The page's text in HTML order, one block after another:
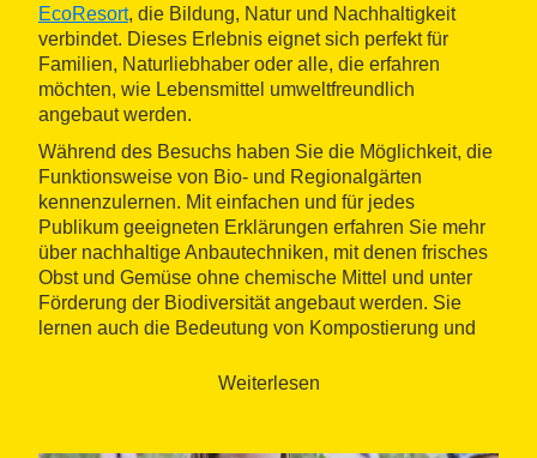
EcoResort, die Bildung, Natur und Nachhaltigkeit
verbindet. Dieses Erlebnis eignet sich perfekt für
Familien, Naturliebhaber oder alle, die erfahren
möchten, wie Lebensmittel umweltfreundlich
angebaut werden.
Während des Besuchs haben Sie die Möglichkeit, die
Funktionsweise von Bio- und Regionalgärten
kennenzulernen. Mit einfachen und für jedes
Publikum geeigneten Erklärungen erfahren Sie mehr
über nachhaltige Anbautechniken, mit denen frisches
Obst und Gemüse ohne chemische Mittel und unter
Förderung der Biodiversität angebaut werden. Sie
lernen auch die Bedeutung von Kompostierung und
hochwertiger Lebensmittel kennen.
Weiterlesen